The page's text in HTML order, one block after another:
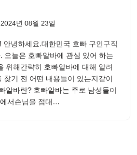
2024년 08월 23일
안녕하세요.대한민국 호빠 구인구직
오늘은 호빠알바에 관심 있어 하는
위해간략히 호빠알바에 대해 알려
찾기 전 어떤 내용들이 있는지같이
알바란? 호빠알바는 주로 남성들이
서손님을 접대…